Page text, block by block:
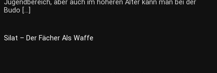
Jugendbereich, aber auch im höheren Alter kann man bei der
Budo […]
Silat – Der Fächer Als Waffe